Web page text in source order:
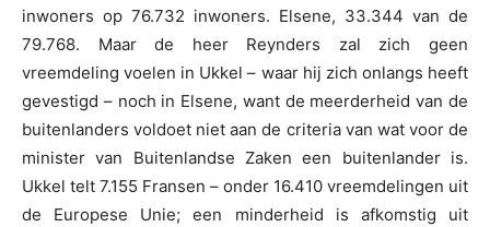
inwoners op 76.732 inwoners. Elsene, 33.344 van de
79.768. Maar de heer Reynders zal zich geen
vreemdeling voelen in Ukkel – waar hij zich onlangs heeft
gevestigd – noch in Elsene, want de meerderheid van de
buitenlanders voldoet niet aan de criteria van wat voor de
minister van Buitenlandse Zaken een buitenlander is.
Ukkel telt 7.155 Fransen – onder 16.410 vreemdelingen uit
de Europese Unie; een minderheid is afkomstig uit